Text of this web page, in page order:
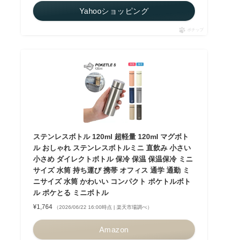
Yahooショッピング
ポチップ
ステンレスボトル 120ml 超軽量 120ml マグボト
ル おしゃれ ステンレスボトルミニ 直飲み 小さい
小さめ ダイレクトボトル 保冷 保温 保温保冷 ミニ
サイズ 水筒 持ち運び 携帯 オフィス 通学 通勤 ミ
ニサイズ 水筒 かわいい コンパクト ポケトルボト
ル ポケとる ミニボトル
¥1,764 （2026/06/22 16:00時点 | 楽天市場調べ）
Amazon